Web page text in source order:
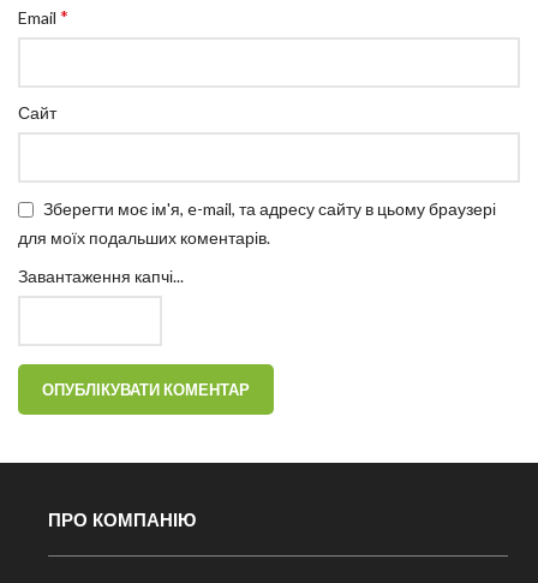
Email *
Сайт
Зберегти моє ім'я, e-mail, та адресу сайту в цьому браузері
для моїх подальших коментарів.
Завантаження капчі...
ПРО КОМПАНІЮ